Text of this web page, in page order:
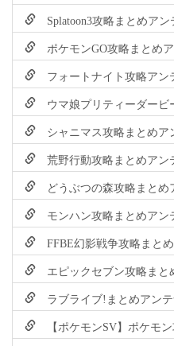
Splatoon3攻略まとめアン
ポケモンGO攻略まとめ
フォートナイト攻略アン
ウマ娘プリティーダービ
シャニマス攻略まとめア
荒野行動攻略まとめアン
どうぶつの森攻略まとめ
モンハン攻略まとめアン
FFBE幻影戦争攻略まと
エピックセブン攻略まと
ラブライブ!まとめアン
【ポケモンSV】ポケモ